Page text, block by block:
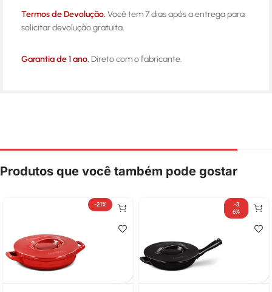
Termos de Devolução. Você tem 7 dias após a entrega para
solicitar devolução gratuita.
Garantia de 1 ano. Direto com o fabricante.
Produtos que você também pode gostar
-21%
-3
6%